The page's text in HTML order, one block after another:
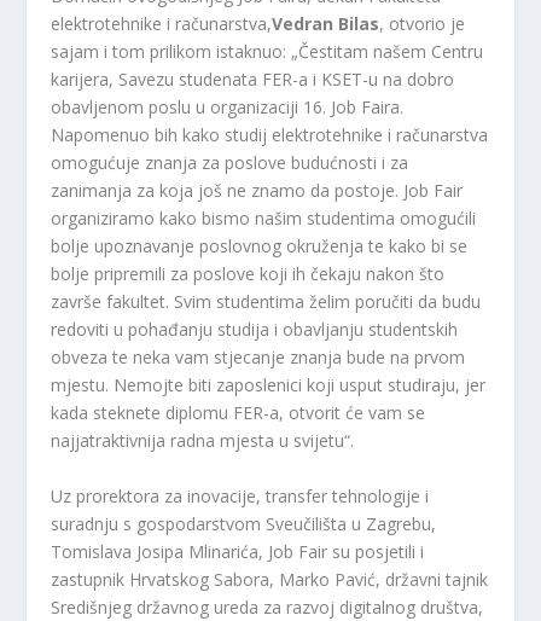
elektrotehnike i računarstva,Vedran Bilas, otvorio je
sajam i tom prilikom istaknuo: „Čestitam našem Centru
karijera, Savezu studenata FER-a i KSET-u na dobro
obavljenom poslu u organizaciji 16. Job Faira.
Napomenuo bih kako studij elektrotehnike i računarstva
omogućuje znanja za poslove budućnosti i za
zanimanja za koja još ne znamo da postoje. Job Fair
organiziramo kako bismo našim studentima omogućili
bolje upoznavanje poslovnog okruženja te kako bi se
bolje pripremili za poslove koji ih čekaju nakon što
završe fakultet. Svim studentima želim poručiti da budu
redoviti u pohađanju studija i obavljanju studentskih
obveza te neka vam stjecanje znanja bude na prvom
mjestu. Nemojte biti zaposlenici koji usput studiraju, jer
kada steknete diplomu FER-a, otvorit će vam se
najjatraktivnija radna mjesta u svijetu“.
Uz prorektora za inovacije, transfer tehnologije i
suradnju s gospodarstvom Sveučilišta u Zagrebu,
Tomislava Josipa Mlinarića, Job Fair su posjetili i
zastupnik Hrvatskog Sabora, Marko Pavić, državni tajnik
Središnjeg državnog ureda za razvoj digitalnog društva,